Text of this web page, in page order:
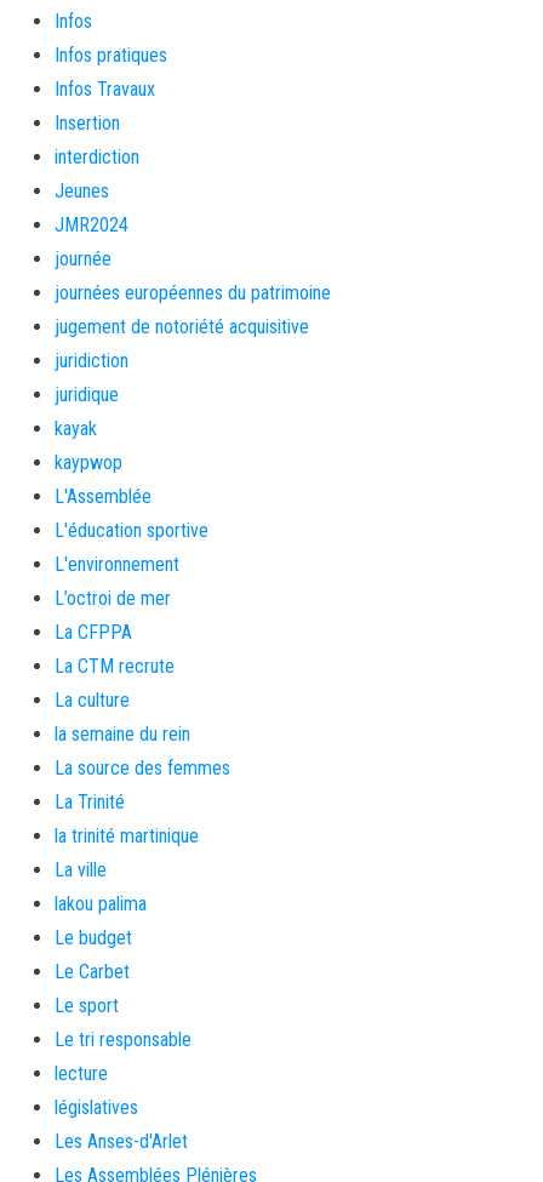
Infos
Infos pratiques
Infos Travaux
Insertion
interdiction
Jeunes
JMR2024
journée
journées européennes du patrimoine
jugement de notoriété acquisitive
juridiction
juridique
kayak
kaypwop
L'Assemblée
L'éducation sportive
L'environnement
L’octroi de mer
La CFPPA
La CTM recrute
La culture
la semaine du rein
La source des femmes
La Trinité
la trinité martinique
La ville
lakou palima
Le budget
Le Carbet
Le sport
Le tri responsable
lecture
législatives
Les Anses-d'Arlet
Les Assemblées Plénières